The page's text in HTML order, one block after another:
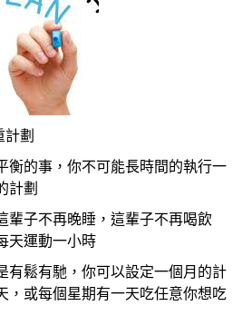
計劃
衡的事，你不可能長時間的執行一
計劃
輩子不再晚睡，這輩子不再喝飲
天運動一小時
有鬆有馳，你可以設定一個月的計
，或每個星期有一天吃任意你想吃